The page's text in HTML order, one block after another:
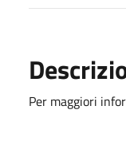
Per maggiori